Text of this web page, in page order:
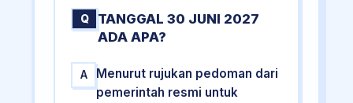
Q
TANGGAL 30 JUNI 2027
ADA APA?
A
Menurut rujukan pedoman dari
pemerintah resmi untuk